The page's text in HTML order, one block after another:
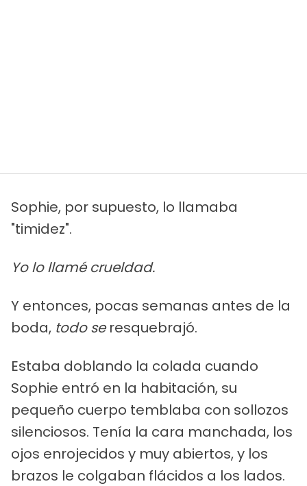
Sophie, por supuesto, lo llamaba
"timidez".
Yo lo llamé crueldad.
Y entonces, pocas semanas antes de la
boda, todo seresquebrajó.
Estaba doblando la colada cuando
Sophie entró en la habitación, su
pequeño cuerpo temblaba con sollozos
silenciosos. Tenía la cara manchada, los
ojos enrojecidos y muy abiertos, y los
brazos le colgaban flácidos a los lados.